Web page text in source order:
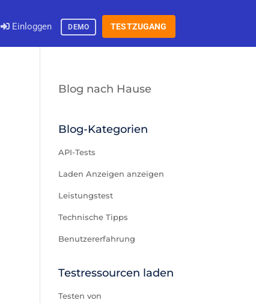
Einloggen DEMO TESTZUGANG
Blog nach Hause
Blog-Kategorien
API-Tests
Laden Anzeigen anzeigen
Leistungstest
Technische Tipps
Benutzererfahrung
Testressourcen laden
Testen von